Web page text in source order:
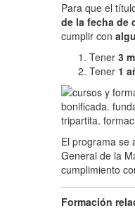
Para que el
de la fecha de
cumplir con
Tener 3
Tener 1
El programa se
General de la
cumplimiento
Formación